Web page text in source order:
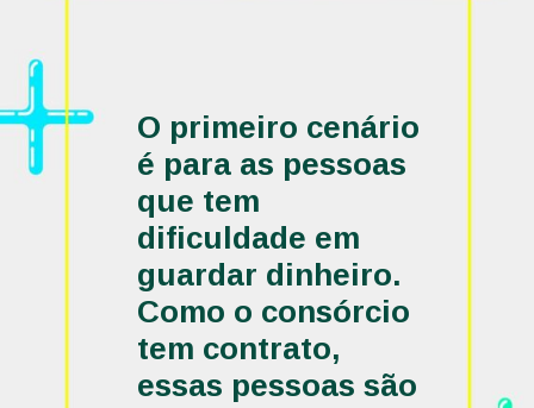
O primeiro cenário
é para as pessoas
que tem
dificuldade em
guardar dinheiro.
Como o consórcio
tem contrato,
essas pessoas são